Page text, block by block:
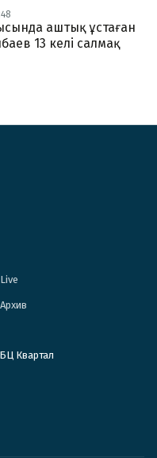
аштық ұстаған
13 келі салмақ
Live
Архив
Квартал